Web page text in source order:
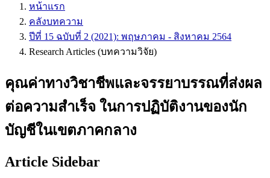
หน้าแรก
คลังบทความ
ปีที่ 15 ฉบับที่ 2 (2021): พฤษภาคม - สิงหาคม 2564
Research Articles (บทความวิจัย)
คุณค่าทางวิชาชีพและจรรยาบรรณที่ส่งผล
ต่อความสำเร็จ ในการปฏิบัติงานของนัก
บัญชีในเขตภาคกลาง
Article Sidebar